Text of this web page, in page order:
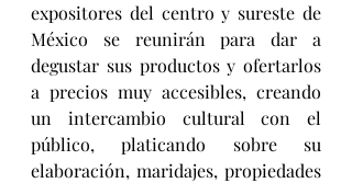
expositores del centro y sureste de
México se reunirán para dar a
degustar sus productos y ofertarlos
a precios muy accesibles, creando
un intercambio cultural con el
público, platicando sobre su
elaboración, maridajes, propiedades